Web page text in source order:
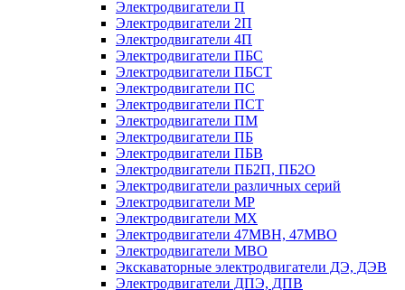
Электродвигатели П
Электродвигатели 2П
Электродвигатели 4П
Электродвигатели ПБС
Электродвигатели ПБСТ
Электродвигатели ПС
Электродвигатели ПСТ
Электродвигатели ПМ
Электродвигатели ПБ
Электродвигатели ПБВ
Электродвигатели ПБ2П, ПБ2О
Электродвигатели различных серий
Электродвигатели МР
Электродвигатели MX
Электродвигатели 47MBH, 47МВО
Электродвигатели MBO
Экскаваторные электродвигатели ДЭ, ДЭВ
Электродвигатели ДПЭ, ДПВ